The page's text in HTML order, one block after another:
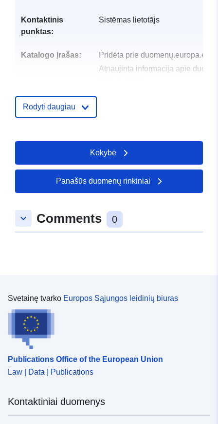
Kontaktinis
punktas:
Sistēmas lietotājs
Katalogo įrašas: Pridėta prie duomenų.europa.eu:
Atnaujinta informacija apie
Identifikatoriai:
restricted
Rodyti daugiau
Kokybė
Panašūs duomenų rinkiniai
keyboard_arrow_down Comments 0
Svetainę tvarko Europos Sąjungos leidinių biuras
Publications Office of the European Union
Law | Data | Publications
Kontaktiniai duomenys